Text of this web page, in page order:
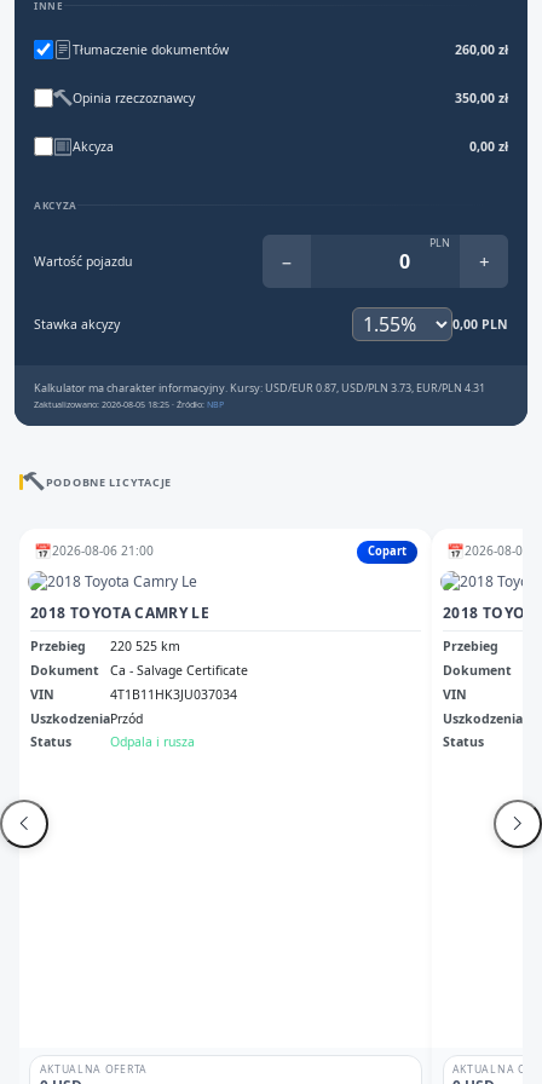
INNE
Tłumaczenie dokumentów 260,00 zł
Opinia rzeczoznawcy 350,00 zł
Akcyza 0,00 zł
AKCYZA
Wartość pojazdu −
PLN
+
Stawka akcyzy 0,00 PLN
Kalkulator ma charakter informacyjny. Kursy: USD/EUR 0.87, USD/PLN 3.73, EUR/PLN 4.31
Zaktualizowano: 2026-08-05 18:25 · Źródło: NBP
PODOBNE LICYTACJE
📅2026-08-06 21:00 Copart
2018 TOYOTA CAMRY LE
Przebieg
220 525 km
Dokument
Ca - Salvage Certificate
VIN
4T1B11HK3JU037034
UszkodzeniaPrzód
Status
Odpala i rusza
AKTUALNA OFERTA
📅2026-08-07
2018
Przebieg
Dokument
VIN
Uszkodzenia
Status
AKTUALNA